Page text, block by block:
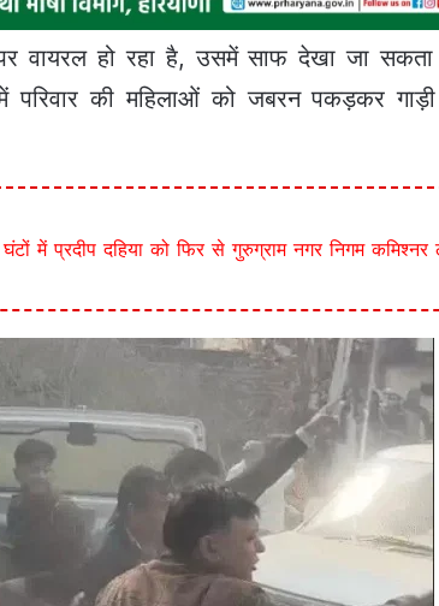
वायरल हो रहा है, उसमें साफ देखा जा सकता
में परिवार की महिलाओं को जबरन पकड़कर
में प्रदीप दहिया को फिर से गुरुग्राम नगर निगम कमिश्नर